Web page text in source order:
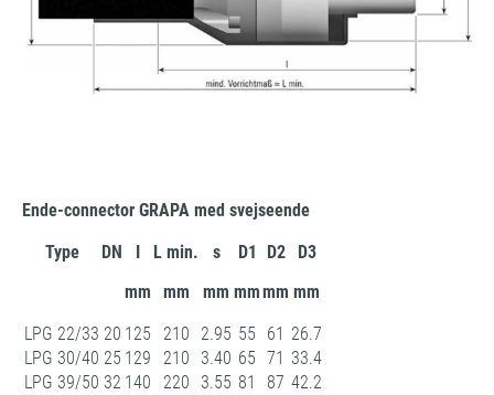
Ende-connector GRAPA med svejseende
Type
DN
mm
L min.
mm
s
mm
D1
mm
D2
mm
D3
mm
LPG 22/33 20 125 210 2.95 55 61 26.7
LPG 30/40 25 129 210 3.40 65 71 33.4
LPG 39/50 32 140 220 3.55 81 87 42.2